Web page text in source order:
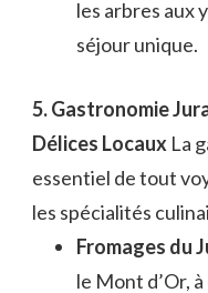
les arbres aux
séjour unique.
5. Gastronomie
Délices Locaux La
essentiel de tout
les spécialités
Fromages du
le Mont d’Or,